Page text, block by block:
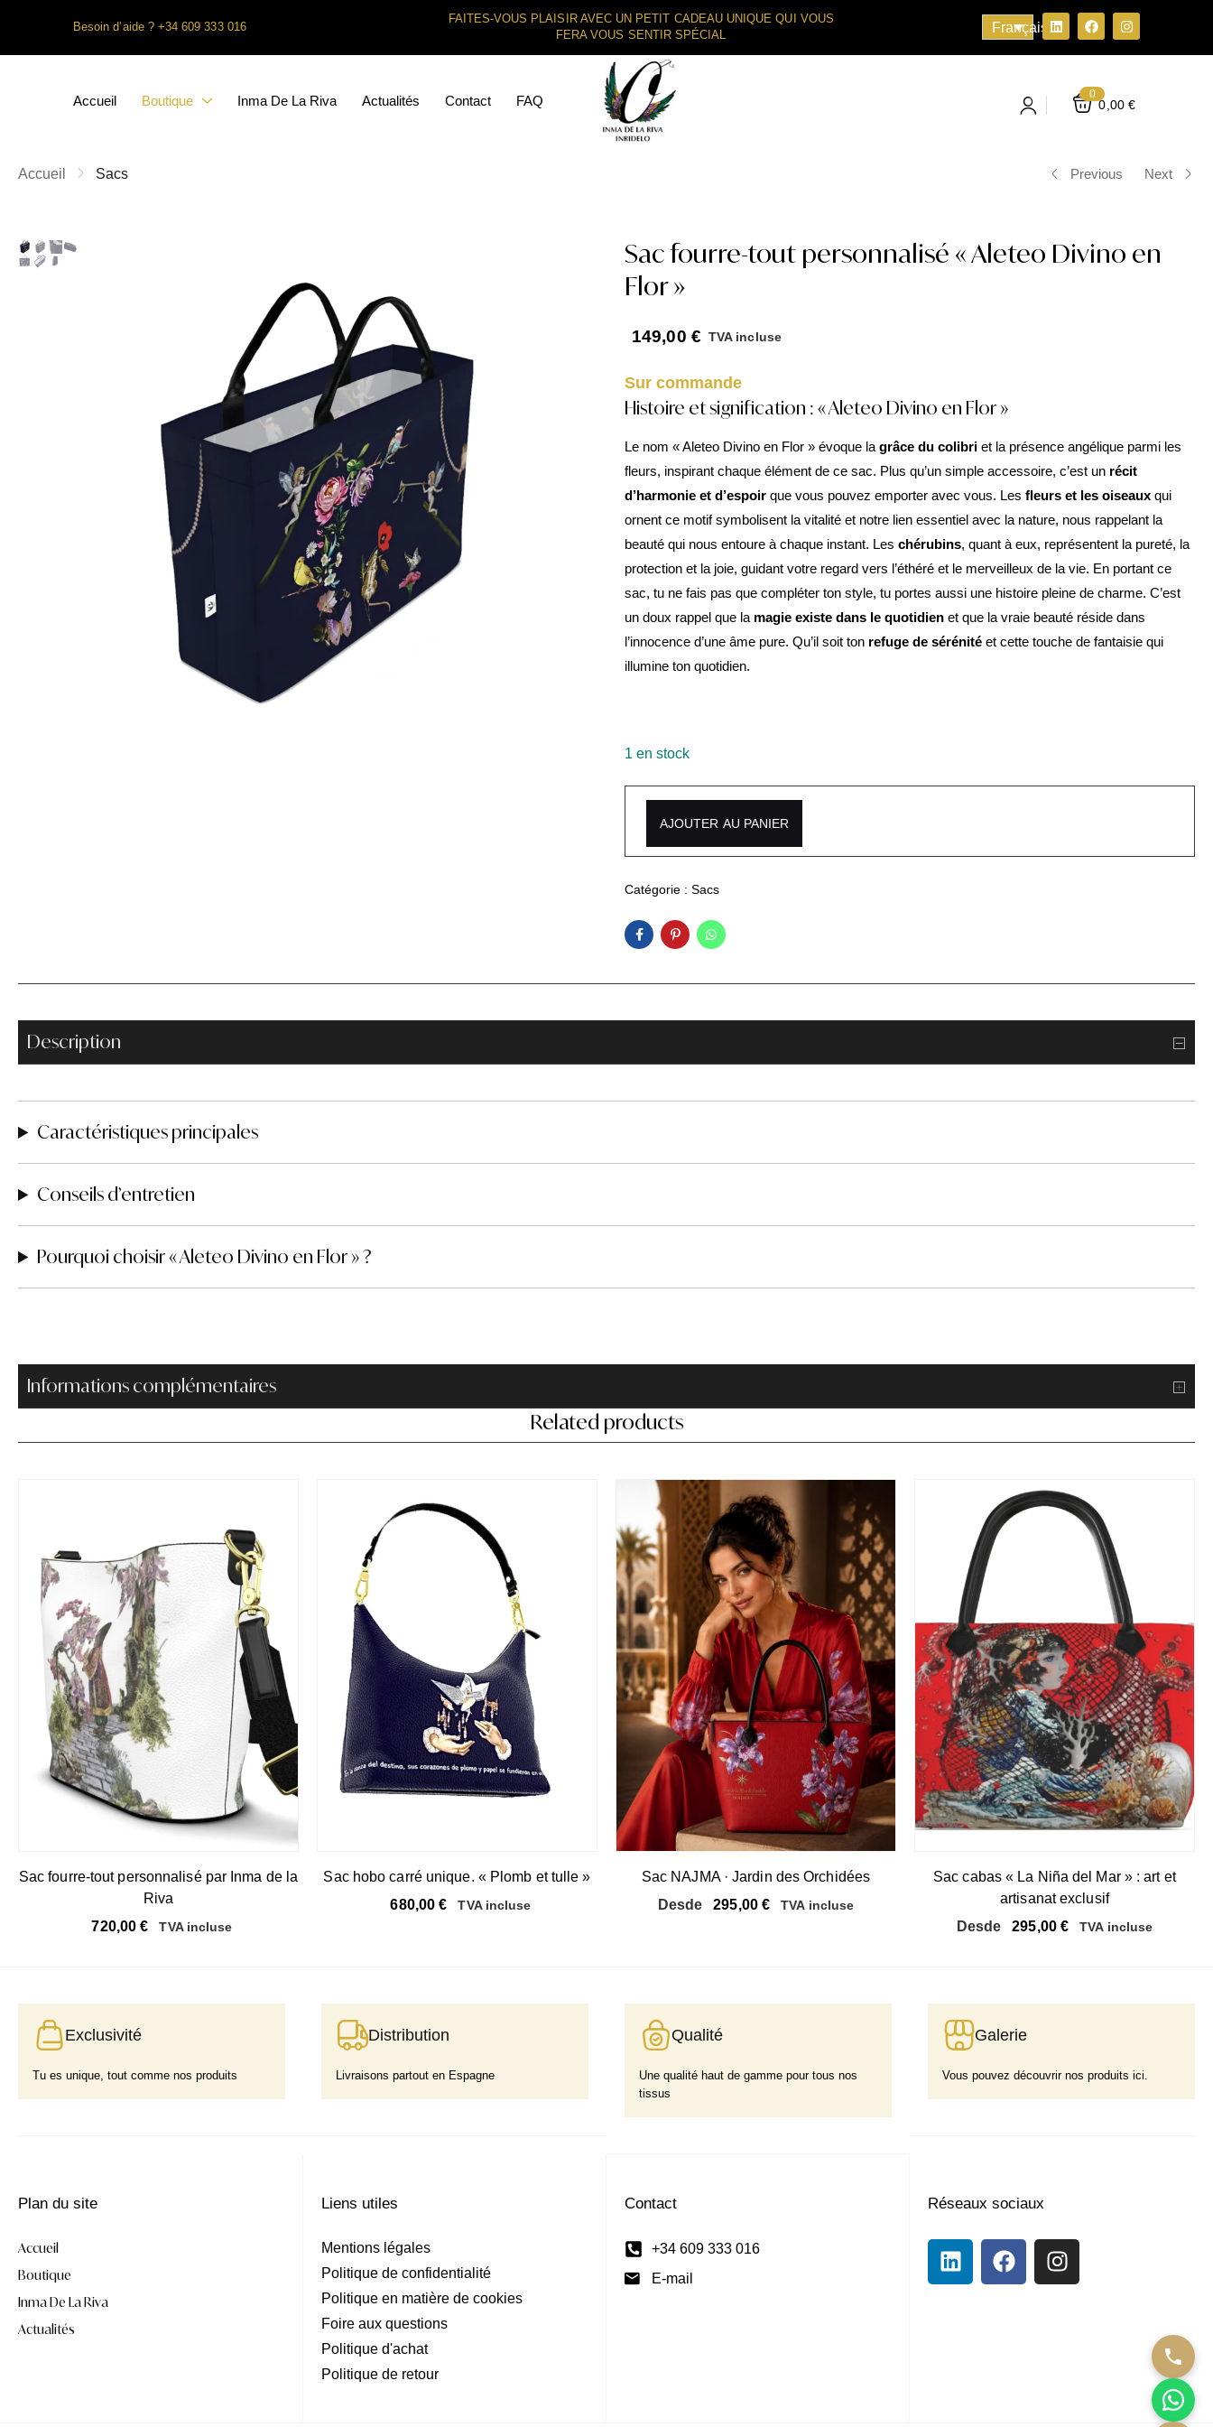
Besoin d’aide ? +34 609 333 016
FAITES-VOUS PLAISIR AVEC UN PETIT CADEAU UNIQUE QUI VOUS
FERA VOUS SENTIR SPÉCIAL
Français
Accueil Boutique Inma De La Riva Actualités Contact FAQ 0
0,00 €
Accueil Sacs Previous Next
Sac fourre-tout personnalisé « Aleteo Divino en
Flor »
149,00 € TVA incluse
Sur commande
Histoire et signification : « Aleteo Divino en Flor »
Le nom « Aleteo Divino en Flor » évoque la grâce du colibri et la présence angélique parmi les
fleurs, inspirant chaque élément de ce sac. Plus qu’un simple accessoire, c’est un récit
d’harmonie et d’espoir que vous pouvez emporter avec vous. Les fleurs et les oiseaux qui
ornent ce motif symbolisent la vitalité et notre lien essentiel avec la nature, nous rappelant la
beauté qui nous entoure à chaque instant. Les chérubins, quant à eux, représentent la pureté, la
protection et la joie, guidant votre regard vers l’éthéré et le merveilleux de la vie. En portant ce
sac, tu ne fais pas que compléter ton style, tu portes aussi une histoire pleine de charme. C’est
un doux rappel que la magie existe dans le quotidien et que la vraie beauté réside dans
l’innocence d’une âme pure. Qu’il soit ton refuge de sérénité et cette touche de fantaisie qui
illumine ton quotidien.
1 en stock
AJOUTER AU PANIER
Catégorie : Sacs
Description
Caractéristiques principales
Conseils d’entretien
Pourquoi choisir « Aleteo Divino en Flor » ?
Informations complémentaires
Related products
Sac fourre-tout personnalisé par Inma de la
Riva
720,00€ TVA incluse
Sac hobo carré unique. « Plomb et tulle »
680,00€ TVA incluse
Sac NAJMA · Jardin des Orchidées
Desde
295,00 € TVA incluse
Sac cabas « La Niña del Mar » : art et
artisanat exclusif
Desde
295,00 € TVA incluse
Exclusivité
Tu es unique, tout comme nos produits
Distribution
Livraisons partout en Espagne
Qualité
Une qualité haut de gamme pour tous nos
tissus
Galerie
Vous pouvez découvrir nos produits ici.
Plan du site
Accueil
Boutique
Inma De La Riva
Actualités
Liens utiles
Mentions légales
Politique de confidentialité
Politique en matière de cookies
Foire aux questions
Politique d'achat
Politique de retour
Contact
+34 609 333 016
E-mail
Réseaux sociaux